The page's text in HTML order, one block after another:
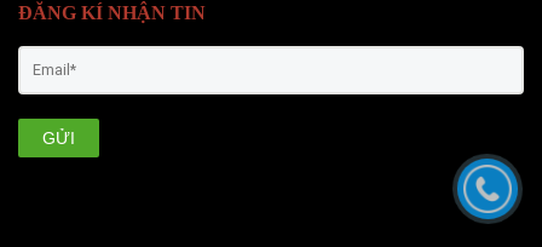
ĐĂNG KÍ NHẬN TIN
GỬI